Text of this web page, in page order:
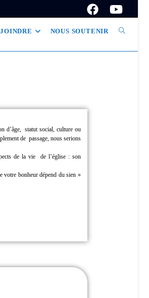
NOUS SOUTENIR
d’âge,statut social, culture ou
de passage, nous serions
de la vie de l’église : son
votre bonheur dépend du sien »